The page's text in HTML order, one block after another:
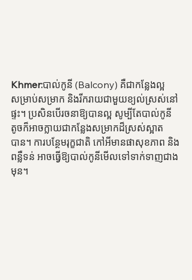
Khmer:បាល់កូនី (Balcony) គឺជាកន្លែងល្អ
សម្រាប់សម្រាក និងរីករាយជាមួយខ្យល់ស្រស់នៅ
ផ្ទះ។ ប្រសិនបើរចនាឱ្យបានល្អ សូម្បីតែបាល់កូនី
តូចក៏អាចក្លាយជាកន្លែងសម្រាកដ៏ស្រស់ស្អាត
បាន។ ការបន្ថែមរុក្ខជាតិ កៅអីមានផាសុខភាព និង
ពន្លឺទន់ អាចធ្វើឱ្យបាល់កូនីមើលទៅទាក់ទាញជាង
មុន។